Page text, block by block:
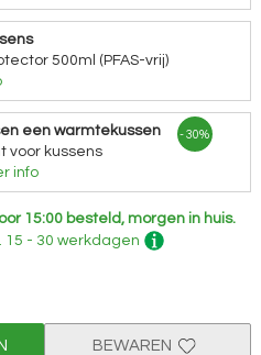
500ml (PFAS-vrij)
een warmtekussen
voor kussens
info
- 30%
15:00 besteld, morgen in huis.
15 - 30 werkdagen
BEWAREN